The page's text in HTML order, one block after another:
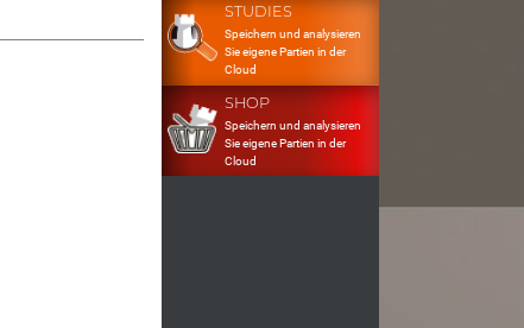
STUDIES
Speichern und analysieren
Sie eigene Partien in der
Cloud
SHOP
Speichern und analysieren
Sie eigene Partien in der
Cloud